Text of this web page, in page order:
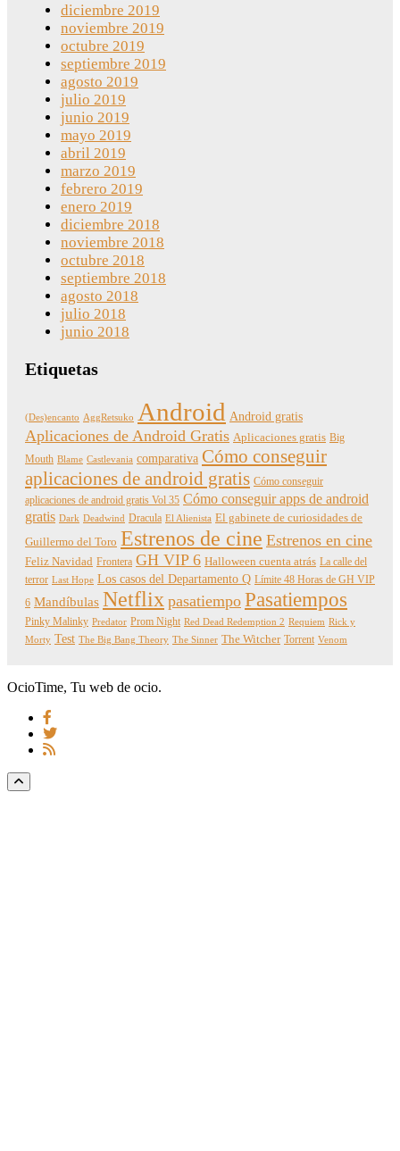
diciembre 2019
noviembre 2019
octubre 2019
septiembre 2019
agosto 2019
julio 2019
junio 2019
mayo 2019
abril 2019
marzo 2019
febrero 2019
enero 2019
diciembre 2018
noviembre 2018
octubre 2018
septiembre 2018
agosto 2018
julio 2018
junio 2018
Etiquetas
(Des)encanto AggRetsuko Android Android gratis
Aplicaciones de Android Gratis Aplicaciones gratis Big
Mouth Blame Castlevania comparativa Cómo conseguir
aplicaciones de android gratis Cómo conseguir
aplicaciones de android gratis Vol 35 Cómo conseguir apps de android
gratis Dark Deadwind Dracula El Alienista El gabinete de curiosidades de
Guillermo del Toro Estrenos de cine Estrenos en cine
Feliz Navidad Frontera GH VIP 6 Halloween cuenta atrás La calle del
terror Last Hope Los casos del Departamento Q Límite 48 Horas de GH VIP
6 Mandíbulas Netflix pasatiempo Pasatiempos
Pinky Malinky Predator Prom Night Red Dead Redemption 2 Requiem Rick y
Morty Test The Big Bang Theory The Sinner The Witcher Torrent Venom
OcioTime, Tu web de ocio.